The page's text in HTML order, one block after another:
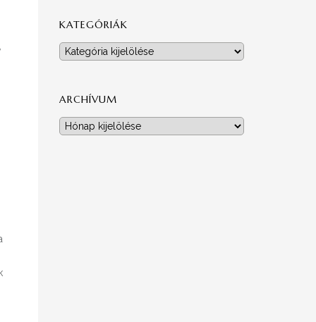
KATEGÓRIÁK
Kategóriák
ARCHÍVUM
Archívum